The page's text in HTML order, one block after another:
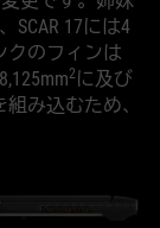
SCAR 17には4
クのフィンは
2 に及び
み込むため、